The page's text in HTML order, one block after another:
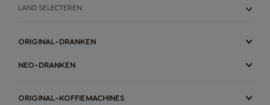
LAND SELECTEREN
ORIGINAL-DRANKEN
NEO-DRANKEN
ORIGINAL-KOFFIEMACHINES